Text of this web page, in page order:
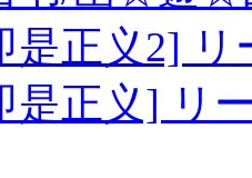
是正义2] リ
是正义] リ